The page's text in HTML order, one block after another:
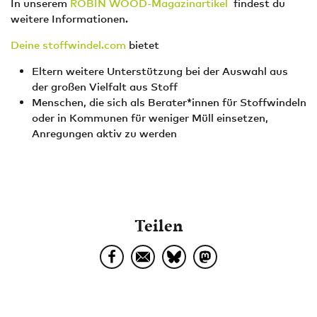
In unserem ROBIN WOOD-Magazinartikel
findest du
weitere Informationen.
Deine stoffwindel.com bietet
Eltern weitere Unterstützung bei der Auswahl aus
der großen Vielfalt aus Stoff
Menschen, die sich als Berater*innen für Stoffwindeln
oder in Kommunen für weniger Müll einsetzen,
Anregungen aktiv zu werden
Teilen